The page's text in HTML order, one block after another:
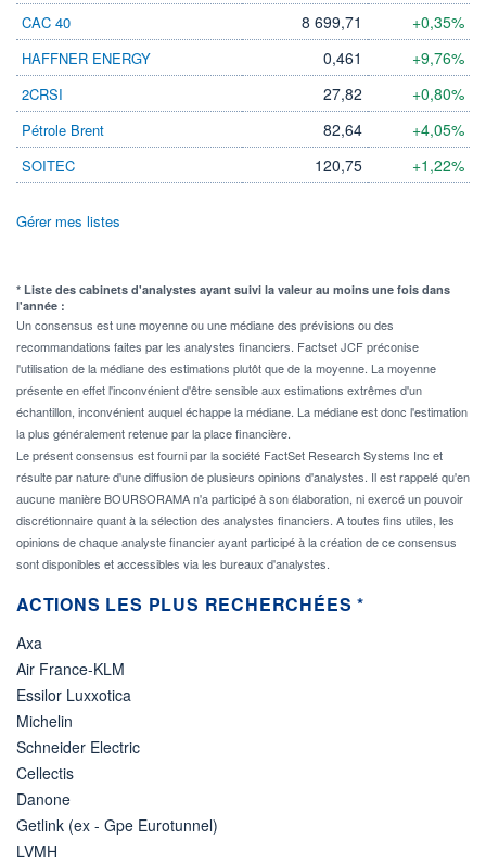
CAC 40 8 699,71 +0,35%
HAFFNER ENERGY 0,461 +9,76%
2CRSI 27,82 +0,80%
Pétrole Brent 82,64 +4,05%
SOITEC 120,75 +1,22%
Gérer mes listes
* Liste des cabinets d'analystes ayant suivi la valeur au moins une fois dans
l'année :
Un consensus est une moyenne ou une médiane des prévisions ou des
recommandations faites par les analystes financiers. Factset JCF préconise
l'utilisation de la médiane des estimations plutôt que de la moyenne. La moyenne
présente en effet l'inconvénient d'être sensible aux estimations extrêmes d'un
échantillon, inconvénient auquel échappe la médiane. La médiane est donc l'estimation
la plus généralement retenue par la place financière.
Le présent consensus est fourni par la société FactSet Research Systems Inc et
résulte par nature d'une diffusion de plusieurs opinions d'analystes. Il est rappelé qu'en
aucune manière BOURSORAMA n'a participé à son élaboration, ni exercé un pouvoir
discrétionnaire quant à la sélection des analystes financiers. A toutes fins utiles, les
opinions de chaque analyste financier ayant participé à la création de ce consensus
sont disponibles et accessibles via les bureaux d'analystes.
ACTIONS LES PLUS RECHERCHÉES *
Axa
Air France-KLM
Essilor Luxxotica
Michelin
Schneider Electric
Cellectis
Danone
Getlink (ex - Gpe Eurotunnel)
LVMH